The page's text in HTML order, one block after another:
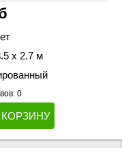
х 2.7 м
0